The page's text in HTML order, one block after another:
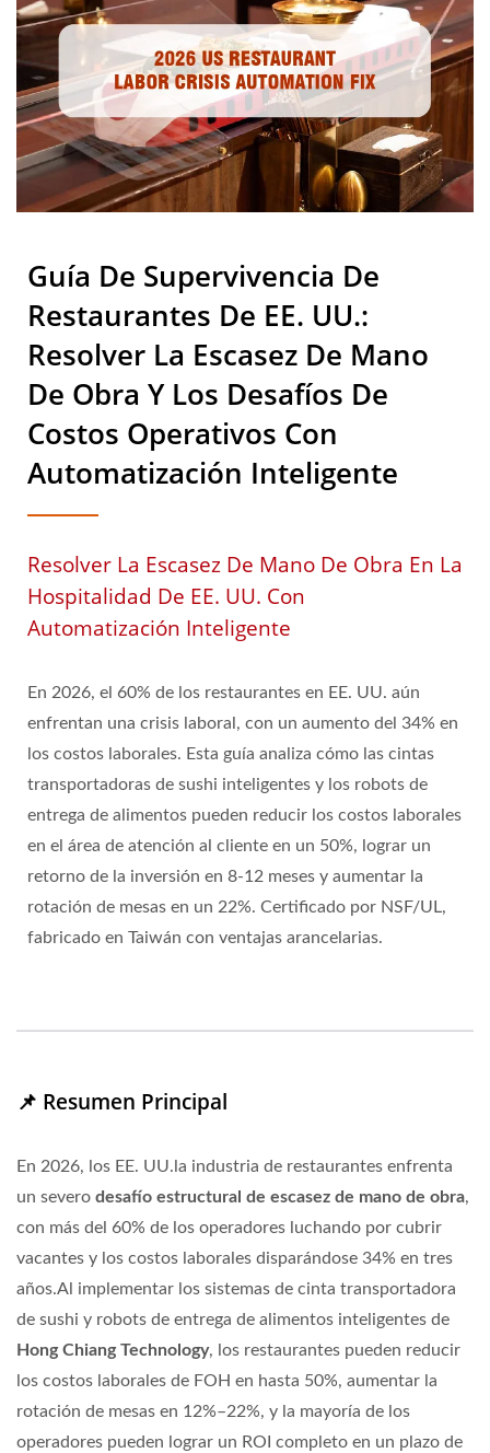
Transportadoras De Sushi
De Taiwán | Hong Chiang
Sistema de Cinta Giratoria de Sushi, Sistema de Pedido por
Tableta, Sistema de Pedido Móvil, Cinta Transportadora de
Exhibición, Máquina de Sushi, Sistema de Entrega de Comida
Personalizado y Vajilla. Bienvenido a contactarnos.
Guía De Supervivencia De
Restaurantes De EE. UU.:
Resolver La Escasez De Mano
De Obra Y Los Desafíos De
Costos Operativos Con
Automatización Inteligente
Resolver La Escasez De Mano De Obra En La
Hospitalidad De EE. UU. Con
Automatización Inteligente
En 2026, el 60% de los restaurantes en EE. UU. aún
enfrentan una crisis laboral, con un aumento del 34% en
los costos laborales. Esta guía analiza cómo las cintas
transportadoras de sushi inteligentes y los robots de
entrega de alimentos pueden reducir los costos laborales
en el área de atención al cliente en un 50%, lograr un
retorno de la inversión en 8-12 meses y aumentar la
rotación de mesas en un 22%. Certificado por NSF/UL,
fabricado en Taiwán con ventajas arancelarias.
📌 Resumen Principal
En 2026, los EE. UU.la industria de restaurantes enfrenta
un severo desafío estructural de escasez de mano de obra,
con más del 60% de los operadores luchando por cubrir
vacantes y los costos laborales disparándose 34% en tres
años.Al implementar los sistemas de cinta transportadora
de sushi y robots de entrega de alimentos inteligentes de
Hong Chiang Technology, los restaurantes pueden reducir
los costos laborales de FOH en hasta 50%, aumentar la
rotación de mesas en 12%–22%, y la mayoría de los
operadores pueden lograr un ROI completo en un plazo de